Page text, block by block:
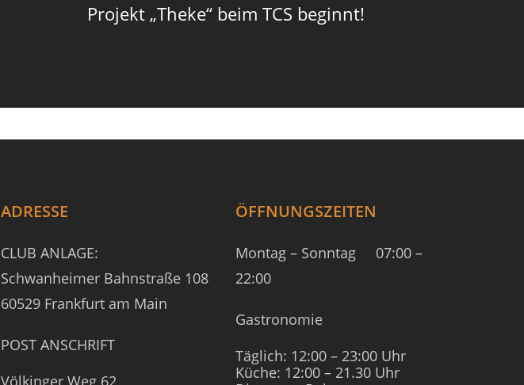
Projekt „Theke“ beim TCS beginnt!
ADRESSE
CLUB ANLAGE:
Schwanheimer Bahnstraße 108
60529 Frankfurt am Main
POST ANSCHRIFT
Völkinger Weg 62
ÖFFNUNGSZEITEN
Montag – Sonntag 07:00 –
22:00
Gastronomie
Täglich: 12:00 – 23:00 Uhr
Küche: 12:00 – 21.30 Uhr